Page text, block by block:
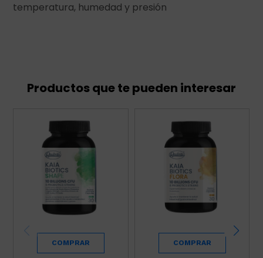
temperatura, humedad y presión
Productos que te pueden interesar